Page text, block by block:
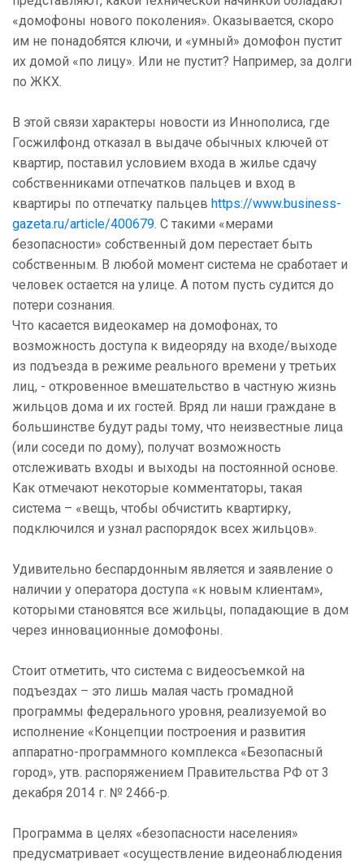
«домофоны нового поколения». Оказывается, скоро
им не понадобятся ключи, и «умный» домофон пустит
их домой «по лицу». Или не пустит? Например, за долги
по ЖКХ.
В этой связи характеры новости из Иннополиса, где
Госжилфонд отказал в выдаче обычных ключей от
квартир, поставил условием входа в жилье сдачу
собственниками отпечатков пальцев и вход в
квартиры по отпечатку пальцев https://www.business-
gazeta.ru/article/400679. С такими «мерами
безопасности» собственный дом перестает быть
собственным. В любой момент система не сработает и
человек остается на улице. А потом пусть судится до
потери сознания.
Что касается видеокамер на домофонах, то
возможность доступа к видеоряду на входе/выходе
из подъезда в режиме реального времени у третьих
лиц, - откровенное вмешательство в частную жизнь
жильцов дома и их гостей. Вряд ли наши граждане в
большинстве будут рады тому, что неизвестные лица
(или соседи по дому), получат возможность
отслеживать входы и выходы на постоянной основе.
Как отмечают некоторые комментаторы, такая
система – «вещь, чтобы обчистить квартирку,
подключился и узнал распорядок всех жильцов».
Удивительно беспардонным является и заявление о
наличии у оператора доступа «к новым клиентам»,
которыми становятся все жильцы, попадающие в дом
через инновационные домофоны.
Стоит отметить, что система с видеосъемкой на
подъездах – это лишь малая часть громадной
программы федерального уровня, реализуемой во
исполнение «Концепции построения и развития
аппаратно-программного комплекса «Безопасный
город», утв. распоряжением Правительства РФ от 3
декабря 2014 г. № 2466-р.
Программа в целях «безопасности населения»
предусматривает «осуществление видеонаблюдения